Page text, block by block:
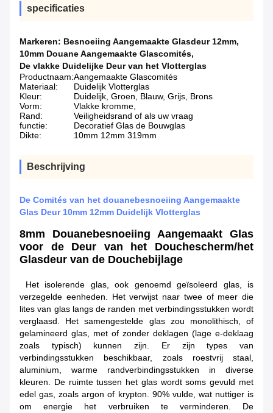
specificaties
Markeren: Besnoeiing Aangemaakte Glasdeur 12mm,
10mm Douane Aangemaakte Glascomités,
De vlakke Duidelijke Deur van het Vlotterglas
Productnaam:Aangemaakte Glascomités
Materiaal:
Duidelijk Vlotterglas
Kleur:
Duidelijk, Groen, Blauw, Grijs, Brons
Vorm:
Vlakke kromme,
Rand:
Veiligheidsrand of als uw vraag
functie:
Decoratief Glas de Bouwglas
Dikte:
10mm 12mm 319mm
Beschrijving
De Comités van het douanebesnoeiing Aangemaakte
Glas Deur 10mm 12mm Duidelijk Vlotterglas
8mm Douanebesnoeiing Aangemaakt Glas
voor de Deur van het Douchescherm/het
Glasdeur van de Douchebijlage
Het isolerende glas, ook genoemd geïsoleerd glas, is
verzegelde eenheden. Het verwijst naar twee of meer die
lites van glas langs de randen met verbindingsstukken wordt
verglaasd. Het samengestelde glas zou monolithisch, of
gelamineerd glas, met of zonder deklagen (lage e-deklaag
zoals typisch) kunnen zijn. Er zijn types van
verbindingsstukken beschikbaar, zoals roestvrij staal,
aluminium, warme randverbindingsstukken in diverse
kleuren. De ruimte tussen het glas wordt soms gevuld met
edel gas, zoals argon of krypton. 90% vulde, wat nuttiger is
om energie het verbruiken te verminderen. De